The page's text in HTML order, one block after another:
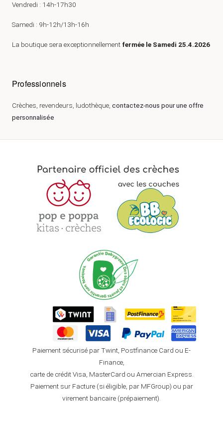
Vendredi : 14h-17h30
Samedi : 9h-12h/13h-16h
La boutique sera exceptionnellement fermée le Samedi 25.4.2026
Professionnels
Crèches, revendeurs, ludothèque, contactez-nous pour une offre
personnalisée
Paiement sécurisé par Twint, Postfinance Card ou E-
Finance,
carte de crédit Visa, MasterCard ou Amercian Express.
Paiement sur Facture (si éligible, par MFGroup) ou par
virement bancaire (prépaiement).